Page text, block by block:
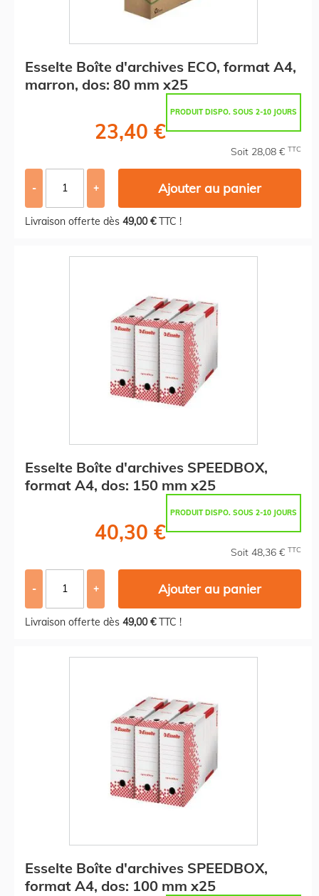
Esselte Boîte d'archives ECO, format A4,
marron, dos: 80 mm x25
PRODUIT DISPO. SOUS 2-10 JOURS
23,40 €
Soit 28,08 € TTC
- + Ajouter au panier
Livraison offerte dès 49,00 €TTC !
Esselte Boîte d'archives SPEEDBOX,
format A4, dos: 150 mm x25
PRODUIT DISPO. SOUS 2-10 JOURS
40,30 €
Soit 48,36 € TTC
- + Ajouter au panier
Livraison offerte dès 49,00 €TTC !
Esselte Boîte d'archives SPEEDBOX,
format A4, dos: 100 mm x25